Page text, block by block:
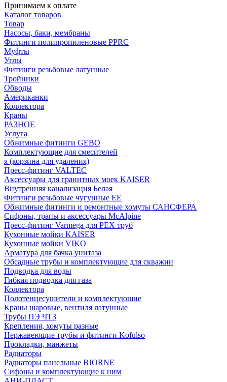
Принимаем к оплате
Каталог товаров
Товар
Насосы, баки, мембраны
Фитинги полипропиленовые PPRC
Муфты
Углы
Фитинги резьбовые латунные
Тройники
Обводы
Американки
Коллектора
Краны
РАЗНОЕ
Услуга
Обжимные фитинги GEBO
Комплектующие для смесителей
я (корзина для удаления)
Пресс-фитинг VALTEC
Аксессуары для гранитных моек KAISER
Внутренняя канализация Белая
Фитинги резьбовые чугунные EE
Обжимные фитинги и ремонтные хомуты САНСФЕРА
Сифоны, трапы и аксессуары McAlpine
Пресс-фитинг Varmega для PEX труб
Кухонные мойки KAISER
Кухонные мойки VIKO
Арматура для бачка унитаза
Обсадные трубы и комплектующие для скважин
Подводка для воды
Гибкая подводка для газа
Коллектора
Полотенцесушители и комплектующие
Краны шаровые, вентиля латунные
Трубы ПЭ ЧТЗ
Крепления, хомуты разные
Нержавеющие трубы и фитинги Kofulso
Прокладки, манжеты
Радиаторы
Радиаторы панельные BJORNE
Сифоны и комплектующие к ним